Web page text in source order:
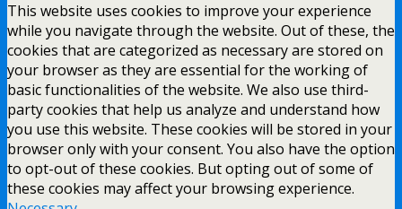
This website uses cookies to improve your experience
while you navigate through the website. Out of these, the
cookies that are categorized as necessary are stored on
your browser as they are essential for the working of
basic functionalities of the website. We also use third-
party cookies that help us analyze and understand how
you use this website. These cookies will be stored in your
browser only with your consent. You also have the option
to opt-out of these cookies. But opting out of some of
these cookies may affect your browsing experience.